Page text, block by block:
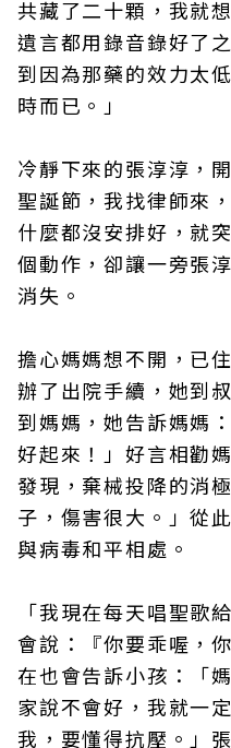
共藏了二十顆，我就
遺言都用錄音錄好了
到因為那藥的效力太
時而已。」
冷靜下來的張淳淳，
聖誕節，我找律師來
什麼都沒安排好，就
個動作，卻讓一旁張
消失。
擔心媽媽想不開，已
辦了出院手續，她到
到媽媽，她告訴媽媽
好起來！」好言相勸
發現，棄械投降的消
子，傷害很大。」從
與病毒和平相處。
「我現在每天唱聖歌
會說：『你要乖喔，
在也會告訴小孩：「
家說不會好，我就一
我，要懂得抗壓。」